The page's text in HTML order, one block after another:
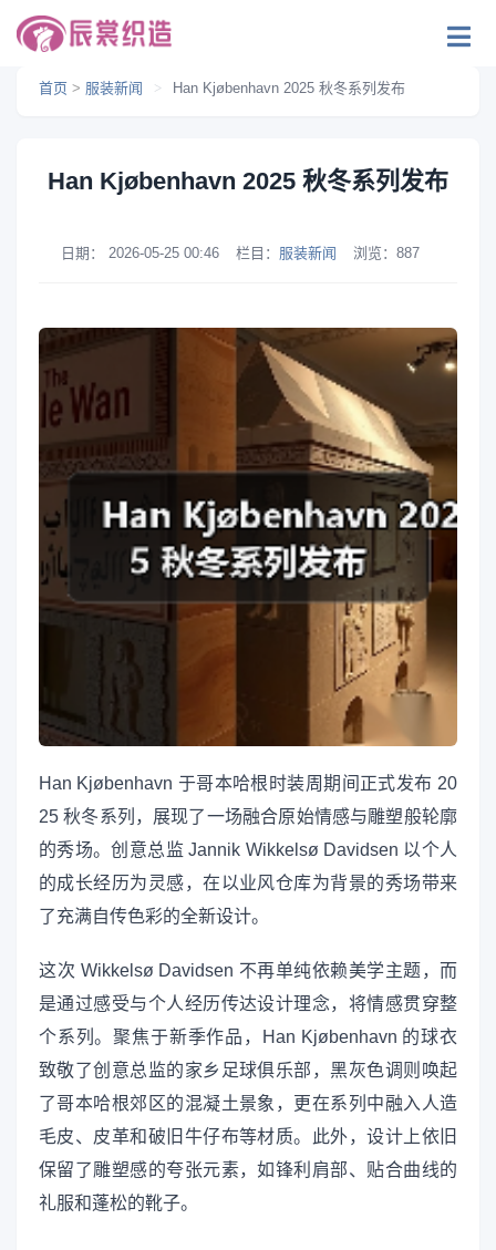
首页 > 服装新闻 > Han Kjøbenhavn 2025 秋冬系列发布
Han Kjøbenhavn 2025 秋冬系列发布
日期： 2026-05-25 00:46 栏目： 服装新闻 浏览： 887
Han Kjøbenhavn 于哥本哈根时装周期间正式发布 20
25 秋冬系列，展现了一场融合原始情感与雕塑般轮廓
的秀场。创意总监 Jannik Wikkelsø Davidsen 以个人
的成长经历为灵感，在以业风仓库为背景的秀场带来
了充满自传色彩的全新设计。
这次 Wikkelsø Davidsen 不再单纯依赖美学主题，而
是通过感受与个人经历传达设计理念，将情感贯穿整
个系列。聚焦于新季作品，Han Kjøbenhavn 的球衣
致敬了创意总监的家乡足球俱乐部，黑灰色调则唤起
了哥本哈根郊区的混凝土景象，更在系列中融入人造
毛皮、皮革和破旧牛仔布等材质。此外，设计上依旧
保留了雕塑感的夸张元素，如锋利肩部、贴合曲线的
礼服和蓬松的靴子。